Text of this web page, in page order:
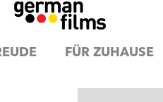
FÜR ZUHAUSE